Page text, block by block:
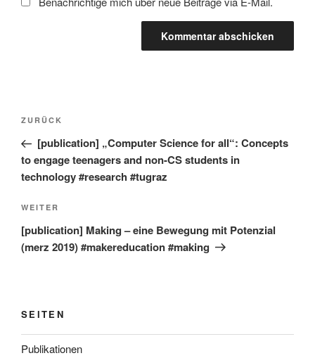
Beitragsnavigation
Vorheriger
Beitrag
ZURÜCK
[publication] „Computer Science for all“: Concepts
to engage teenagers and non-CS students in
technology #research #tugraz
Nächster
Beitrag
WEITER
[publication] Making – eine Bewegung mit Potenzial
(merz 2019) #makereducation #making
SEITEN
Publikationen